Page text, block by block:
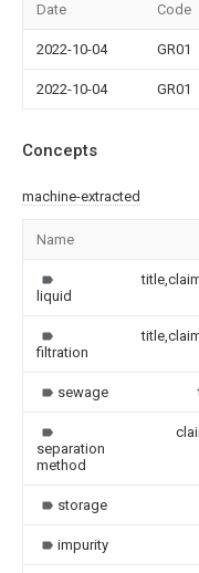
Date Code
2022-10-04 GR01
2022-10-04 GR01
Concepts
machine-extracted
Name
liquid
filtration
sewage
separation
method
storage
impurity